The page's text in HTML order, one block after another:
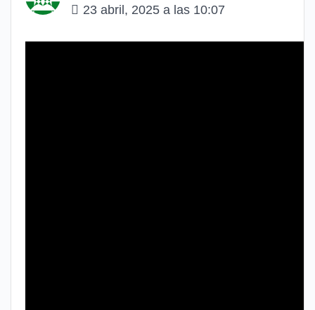
23 abril, 2025 a las 10:07